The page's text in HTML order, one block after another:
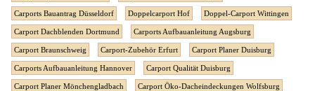
Carports Bauantrag Düsseldorf Doppelcarport Hof Doppel-Carport Wittingen
Carport Dachblenden Dortmund Carports Aufbauanleitung Augsburg
Carport Braunschweig Carport-Zubehör Erfurt Carport Planer Duisburg
Carports Aufbauanleitung Hannover Carport Qualität Duisburg
Carport Planer Mönchengladbach Carport Öko-Dacheindeckungen Wolfsburg